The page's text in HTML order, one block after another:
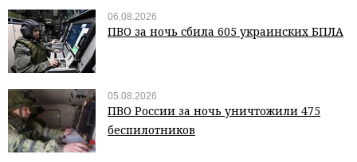
06.08.2026
ПВО за ночь сбила 605 украинских БПЛА
05.08.2026
ПВО России за ночь уничтожили 475
беспилотников